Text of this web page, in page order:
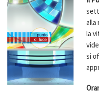
alla
la
si